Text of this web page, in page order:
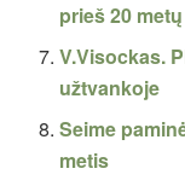
prieš 20 metų
V.Visockas.
užtvankoje
Seime
metis